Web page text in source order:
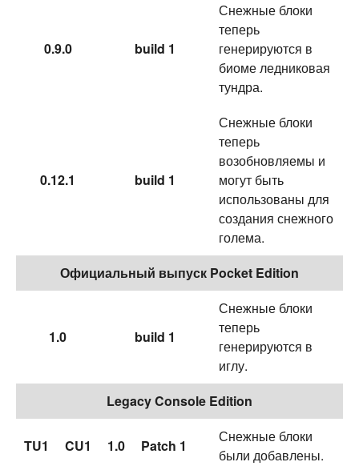
0.9.0 build 1
Снежные блоки
теперь
генерируются в
биоме ледниковая
тундра.
0.12.1 build 1
Снежные блоки
теперь
возобновляемы и
могут быть
использованы для
создания снежного
голема.
Официальный выпуск Pocket Edition
1.0 build 1
Снежные блоки
теперь
генерируются в
иглу.
Legacy Console Edition
TU1 CU1 1.0 Patch 1
Снежные блоки
были добавлены.